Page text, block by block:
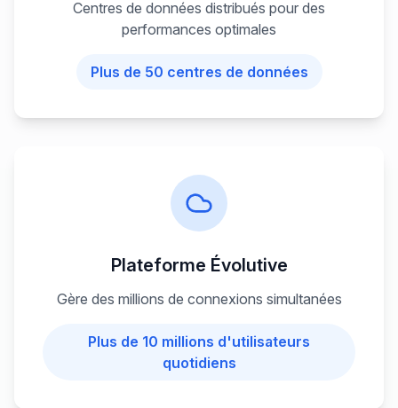
Centres de données distribués pour des
performances optimales
Plus de 50 centres de données
Plateforme Évolutive
Gère des millions de connexions simultanées
Plus de 10 millions d'utilisateurs
quotidiens